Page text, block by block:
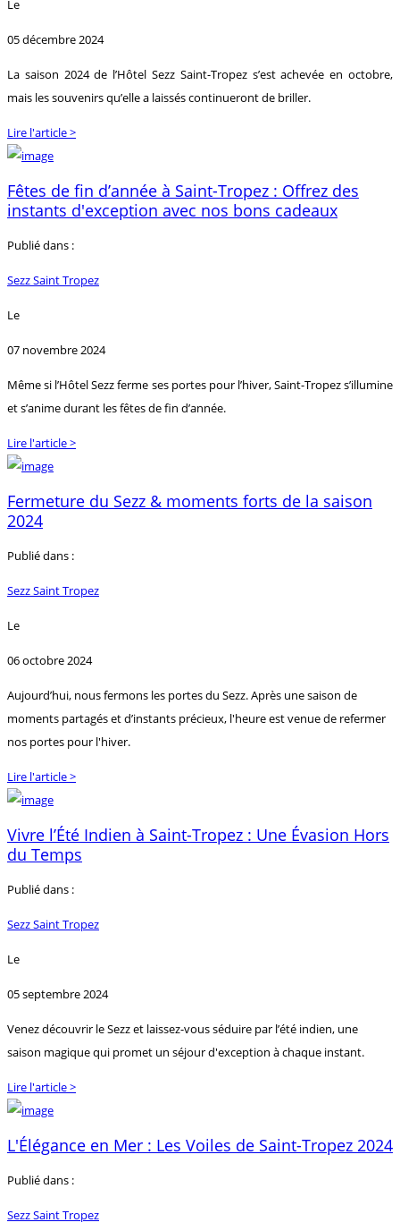
Le
05 décembre 2024
La saison 2024 de l’Hôtel Sezz Saint-Tropez s’est achevée en octobre,
mais les souvenirs qu’elle a laissés continueront de briller.
Lire l'article >
Fêtes de fin d’année à Saint-Tropez : Offrez des
instants d'exception avec nos bons cadeaux
Publié dans :
Sezz Saint Tropez
Le
07 novembre 2024
Même si l’Hôtel Sezz ferme ses portes pour l’hiver, Saint-Tropez s’illumine
et s’anime durant les fêtes de fin d’année.
Lire l'article >
Fermeture du Sezz & moments forts de la saison
2024
Publié dans :
Sezz Saint Tropez
Le
06 octobre 2024
Aujourd’hui, nous fermons les portes du Sezz. Après une saison de
moments partagés et d’instants précieux, l'heure est venue de refermer
nos portes pour l'hiver.
Lire l'article >
Vivre l’Été Indien à Saint-Tropez : Une Évasion Hors
du Temps
Publié dans :
Sezz Saint Tropez
Le
05 septembre 2024
Venez découvrir le Sezz et laissez-vous séduire par l’été indien, une
saison magique qui promet un séjour d'exception à chaque instant.
Lire l'article >
L'Élégance en Mer : Les Voiles de Saint-Tropez 2024
Publié dans :
Sezz Saint Tropez